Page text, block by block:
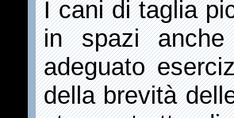
I cani di taglia
in spazi
adeguato
della brevità